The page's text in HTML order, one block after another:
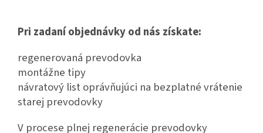
Pri zadaní objednávky od nás získate:
regenerovaná prevodovka
montážne tipy
návratový list oprávňujúci na bezplatné vrátenie
starej prevodovky
V procese plnej regenerácie prevodovky